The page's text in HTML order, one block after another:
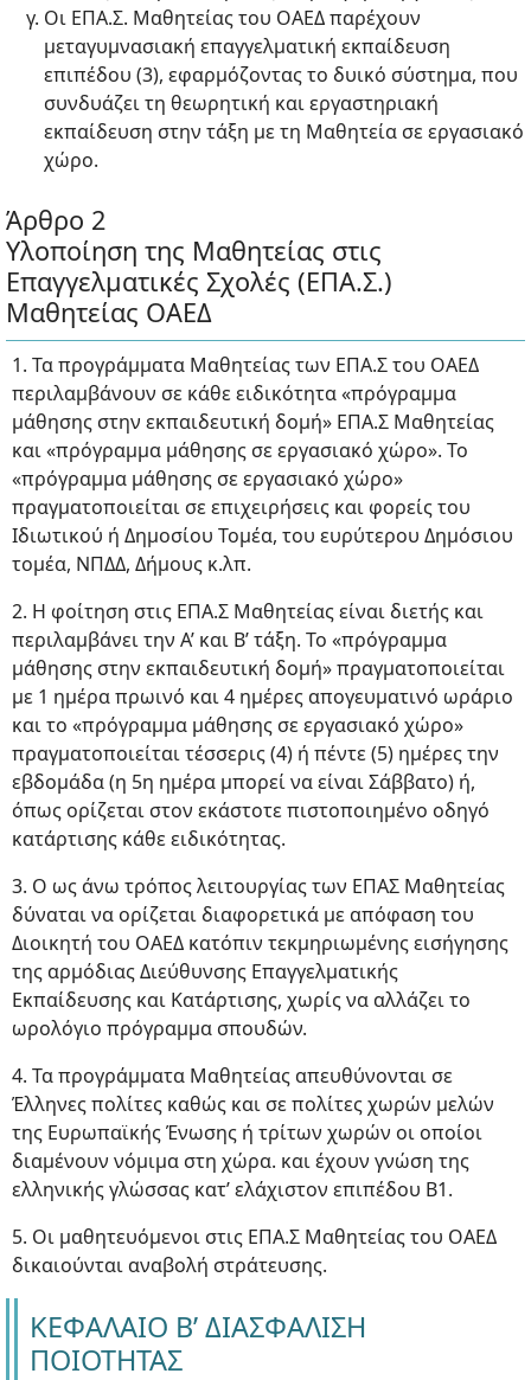
Οι ΕΠΑ.Σ. Μαθητείας του ΟΑΕΔ παρέχουν
μεταγυμνασιακή επαγγελματική εκπαίδευση
επιπέδου (3), εφαρμόζοντας το δυικό σύστημα, που
συνδυάζει τη θεωρητική και εργαστηριακή
εκπαίδευση στην τάξη με τη Μαθητεία σε εργασιακό
χώρο.
Άρθρο 2
Υλοποίηση της Μαθητείας στις
Επαγγελματικές Σχολές (ΕΠΑ.Σ.)
Μαθητείας ΟΑΕΔ
1. Τα προγράμματα Μαθητείας των ΕΠΑ.Σ του ΟΑΕΔ
περιλαμβάνουν σε κάθε ειδικότητα «πρόγραμμα
μάθησης στην εκπαιδευτική δομή» ΕΠΑ.Σ Μαθητείας
και «πρόγραμμα μάθησης σε εργασιακό χώρο». Το
«πρόγραμμα μάθησης σε εργασιακό χώρο»
πραγματοποιείται σε επιχειρήσεις και φορείς του
Ιδιωτικού ή Δημοσίου Τομέα, του ευρύτερου Δημόσιου
τομέα, ΝΠΔΔ, Δήμους κ.λπ.
2. Η φοίτηση στις ΕΠΑ.Σ Μαθητείας είναι διετής και
περιλαμβάνει την Α’ και Β’ τάξη. Το «πρόγραμμα
μάθησης στην εκπαιδευτική δομή» πραγματοποιείται
με 1 ημέρα πρωινό και 4 ημέρες απογευματινό ωράριο
και το «πρόγραμμα μάθησης σε εργασιακό χώρο»
πραγματοποιείται τέσσερις (4) ή πέντε (5) ημέρες την
εβδομάδα (η 5η ημέρα μπορεί να είναι Σάββατο) ή,
όπως ορίζεται στον εκάστοτε πιστοποιημένο οδηγό
κατάρτισης κάθε ειδικότητας.
3. Ο ως άνω τρόπος λειτουργίας των ΕΠΑΣ Μαθητείας
δύναται να ορίζεται διαφορετικά με απόφαση του
Διοικητή του ΟΑΕΔ κατόπιν τεκμηριωμένης εισήγησης
της αρμόδιας Διεύθυνσης Επαγγελματικής
Εκπαίδευσης και Κατάρτισης, χωρίς να αλλάζει το
ωρολόγιο πρόγραμμα σπουδών.
4. Τα προγράμματα Μαθητείας απευθύνονται σε
Έλληνες πολίτες καθώς και σε πολίτες χωρών μελών
της Ευρωπαϊκής Ένωσης ή τρίτων χωρών οι οποίοι
διαμένουν νόμιμα στη χώρα. και έχουν γνώση της
ελληνικής γλώσσας κατ’ ελάχιστον επιπέδου Β1.
5. Οι μαθητευόμενοι στις ΕΠΑ.Σ Μαθητείας του ΟΑΕΔ
δικαιούνται αναβολή στράτευσης.
ΚΕΦΑΛΑΙΟ Β’ ΔΙΑΣΦΑΛΙΣΗ
ΠΟΙΟΤΗΤΑΣ